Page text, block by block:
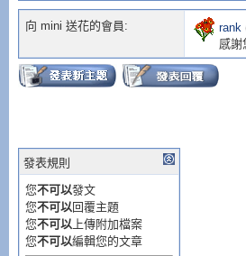
向 mini 送花的會員: rank
感謝
發表規則
您不可以發文
您不可以回覆主題
您不可以上傳附加檔案
您不可以編輯您的文章